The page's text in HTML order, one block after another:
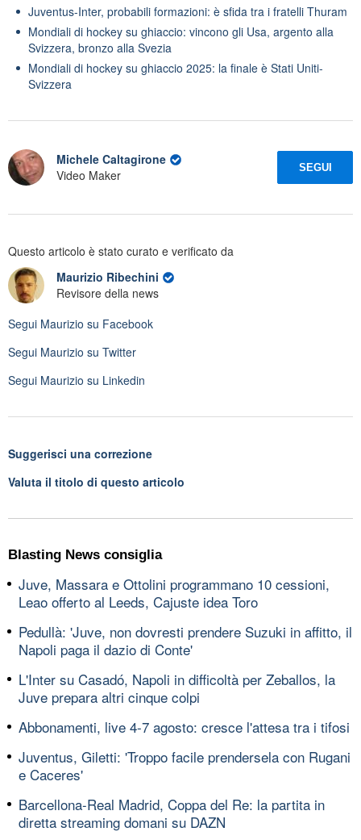
Juventus-Inter, probabili formazioni: è sfida tra i fratelli Thuram
Mondiali di hockey su ghiaccio: vincono gli Usa, argento alla
Svizzera, bronzo alla Svezia
Mondiali di hockey su ghiaccio 2025: la finale è Stati Uniti-
Svizzera
Michele Caltagirone
Video Maker
SEGUI
Questo articolo è stato curato e verificato da
Maurizio Ribechini
Revisore della news
Segui Maurizio su Facebook
Segui Maurizio su Twitter
Segui Maurizio su Linkedin
Suggerisci una correzione
Valuta il titolo di questo articolo
Blasting News consiglia
Juve, Massara e Ottolini programmano 10 cessioni,
Leao offerto al Leeds, Cajuste idea Toro
Pedullà: 'Juve, non dovresti prendere Suzuki in affitto, il
Napoli paga il dazio di Conte'
L'Inter su Casadó, Napoli in difficoltà per Zeballos, la
Juve prepara altri cinque colpi
Abbonamenti, live 4-7 agosto: cresce l'attesa tra i tifosi
Juventus, Giletti: 'Troppo facile prendersela con Rugani
e Caceres'
Barcellona-Real Madrid, Coppa del Re: la partita in
diretta streaming domani su DAZN